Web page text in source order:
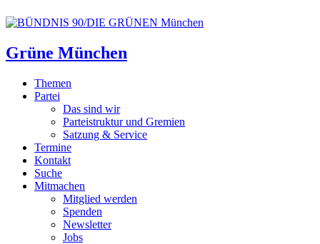
Grüne München
Themen
Partei
Das sind wir
Parteistruktur und Gremien
Satzung & Service
Termine
Kontakt
Suche
Mitmachen
Mitglied werden
Spenden
Newsletter
Jobs